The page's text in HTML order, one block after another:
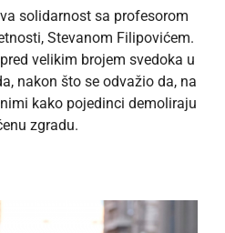
solidarnost sa profesorom
Stevanom Filipovićem.
velikim brojem svedoka u
nakon što se odvažio da, na
kako pojedinci demoliraju
zgradu.